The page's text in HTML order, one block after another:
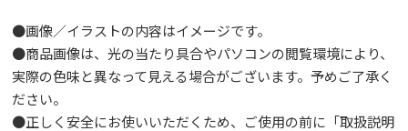
●画像／イラストの内容はイメージです。
●商品画像は、光の当たり具合やパソコンの閲覧環境により、
実際の色味と異なって見える場合がございます。予めご了承く
ださい。
●正しく安全にお使いいただくため、ご使用の前に「取扱説明